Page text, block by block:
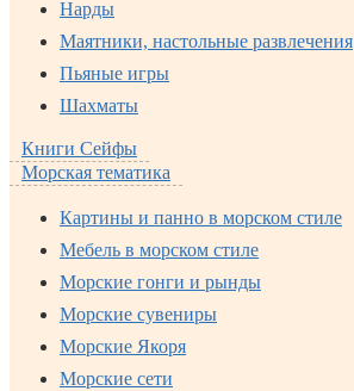
Нарды
Маятники, настольные развлечения
Пьяные игры
Шахматы
Книги Сейфы
Морская тематика
Картины и панно в морском стиле
Мебель в морском стиле
Морские гонги и рынды
Морские сувениры
Морские Якоря
Морские сети